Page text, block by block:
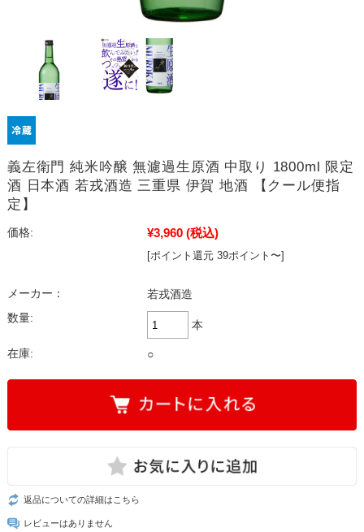
義左衛門 純米吟醸 無濾過生原酒 中取り 1800ml 限定
酒 日本酒 若戎酒造 三重県 伊賀 地酒 【クール便指
定】
価格: ¥3,960 (税込)
[ポイント還元 39ポイント〜]
メーカー：
若戎酒造
数量:
本
在庫: ○
返品についての詳細はこちら
レビューはありません